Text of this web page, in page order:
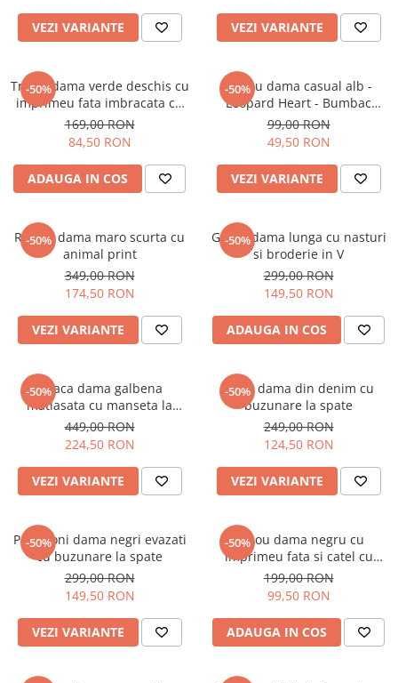
VEZI VARIANTE VEZI VARIANTE
-50%
Tricou dama verde deschis cu
imprimeu fata imbracata cu
alb si inghetata in mana
169,00 RON
84,50 RON
ADAUGA IN COS
-50%
Tricou dama casual alb -
Leopard Heart - Bumbac
Organic
99,00 RON
49,50 RON
VEZI VARIANTE
-50%
Rochie dama maro scurta cu
animal print
349,00 RON
174,50 RON
VEZI VARIANTE
-50%
Geaca dama lunga cu nasturi
si broderie in V
299,00 RON
149,50 RON
ADAUGA IN COS
-50%Geaca dama galbena
matlasata cu manseta la
maneca si elastic in talie
449,00 RON
224,50 RON
VEZI VARIANTE
-50%
Blugi dama din denim cu
buzunare la spate
249,00 RON
124,50 RON
VEZI VARIANTE
-50%
Pantaloni dama negri evazati
cu buzunare la spate
299,00 RON
149,50 RON
VEZI VARIANTE
-50%
Tricou dama negru cu
imprimeu fata si catel cu
ochelari
199,00 RON
99,50 RON
ADAUGA IN COS